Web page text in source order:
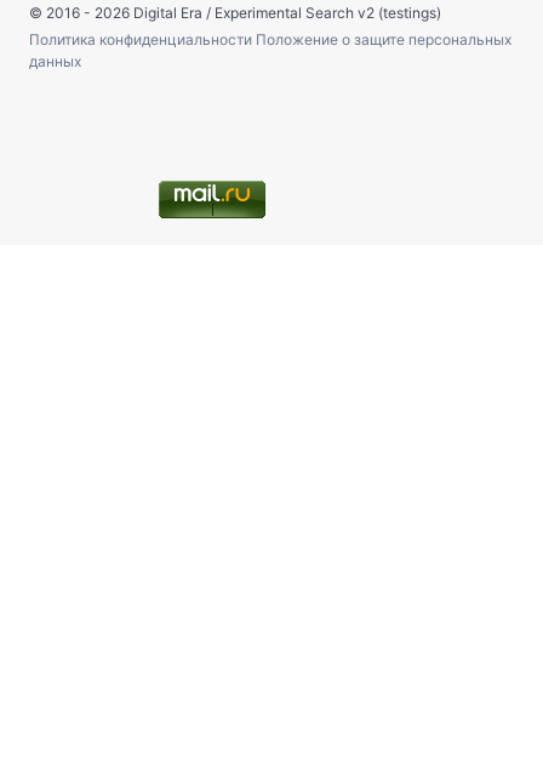
© 2016 - 2026 Digital Era / Experimental Search v2 (testings)
Политика конфиденциальности Положение о защите персональных
данных